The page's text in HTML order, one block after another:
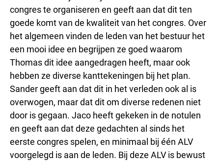
congres te organiseren en geeft aan dat dit ten
goede komt van de kwaliteit van het congres. Over
het algemeen vinden de leden van het bestuur het
een mooi idee en begrijpen ze goed waarom
Thomas dit idee aangedragen heeft, maar ook
hebben ze diverse kanttekeningen bij het plan.
Sander geeft aan dat dit in het verleden ook al is
overwogen, maar dat dit om diverse redenen niet
door is gegaan. Jaco heeft gekeken in de notulen
en geeft aan dat deze gedachten al sinds het
eerste congres spelen, en minimaal bij één ALV
voorgelegd is aan de leden. Bij deze ALV is bewust